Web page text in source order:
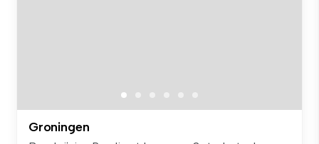
Groningen